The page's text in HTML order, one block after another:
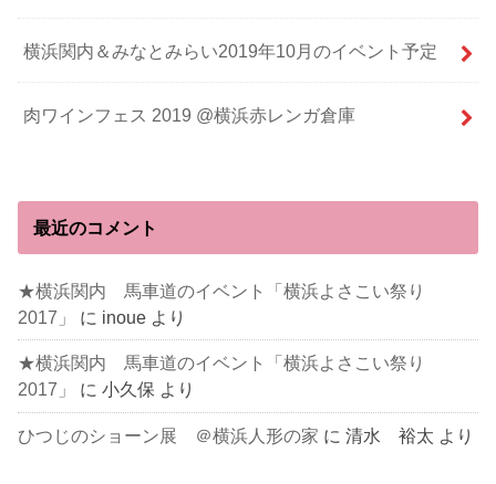
横浜関内＆みなとみらい2019年10月のイベント予定
肉ワインフェス 2019 @横浜赤レンガ倉庫
最近のコメント
★横浜関内 馬車道のイベント「横浜よさこい祭り
2017」
に inoue より
★横浜関内 馬車道のイベント「横浜よさこい祭り
2017」
に小久保 より
ひつじのショーン展 ＠横浜人形の家 に清水 裕太 より